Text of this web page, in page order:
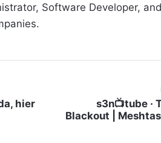
Software Developer,
hier
s3n📺tube ·
Blackout |